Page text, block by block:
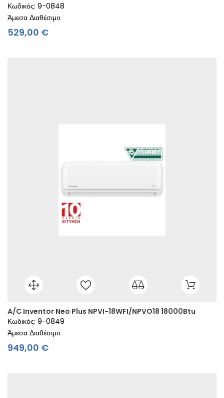
Κωδικός: 9-0848
Άμεσα Διαθέσιμο
529,00 €Τιμή
A/C Inventor Neo Plus NPVI-18WFI/NPVO18 18000Btu
Κωδικός: 9-0849
Άμεσα Διαθέσιμο
949,00 €Τιμή